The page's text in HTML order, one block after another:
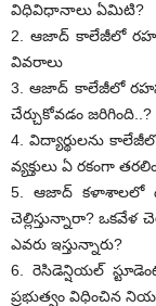
విధివిధానాలు ఏమిటి?
2. ఆజాద్ కాలేజీలో
వివరాలు
3. ఆజాద్ కాలేజీలో
చేర్చుకోవడం జరిగింది..?
4. విద్యార్థులను
వ్యక్తులు ఏ రకంగా
5. ఆజాద్ కళాశాలలో
చెల్లిస్తున్నారా? ఒకవేళ
ఎవరు ఇస్తున్నారు?
6. రెసిడెన్షియల్
ప్రభుత్వం విధించిన